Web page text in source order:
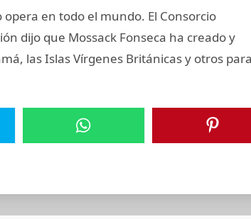
en todo el mundo. El Consorcio
dijo que Mossack Fonseca ha creado y
las Islas Vírgenes Británicas y otros